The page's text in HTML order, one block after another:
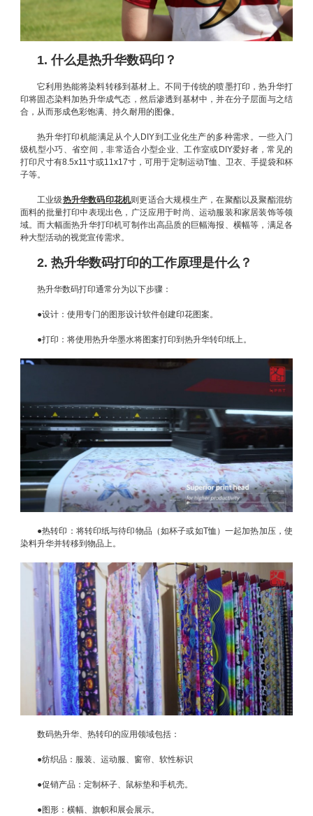
1. 什么是热升华数码印？
它利用热能将染料转移到基材上。不同于传统的喷墨打印，热升华打
印将固态染料加热升华成气态，然后渗透到基材中，并在分子层面与之结
合，从而形成色彩饱满、持久耐用的图像。
热升华打印机能满足从个人DIY到工业化生产的多种需求。一些入门
级机型小巧、省空间，非常适合小型企业、工作室或DIY爱好者，常见的
打印尺寸有8.5x11寸或11x17寸，可用于定制运动T恤、卫衣、手提袋和杯
子等。
工业级热升华数码印花机则更适合大规模生产，在聚酯以及聚酯混纺
面料的批量打印中表现出色，广泛应用于时尚、运动服装和家居装饰等领
域。而大幅面热升华打印机可制作出高品质的巨幅海报、横幅等，满足各
种大型活动的视觉宣传需求。
2. 热升华数码打印的工作原理是什么？
热升华数码打印通常分为以下步骤：
●设计：使用专门的图形设计软件创建印花图案。
●打印：将使用热升华墨水将图案打印到热升华转印纸上。
●热转印：将转印纸与待印物品（如杯子或如T恤）一起加热加压，使
染料升华并转移到物品上。
数码热升华、热转印的应用领域包括：
●纺织品：服装、运动服、窗帘、软性标识
●促销产品：定制杯子、鼠标垫和手机壳。
●图形：横幅、旗帜和展会展示。